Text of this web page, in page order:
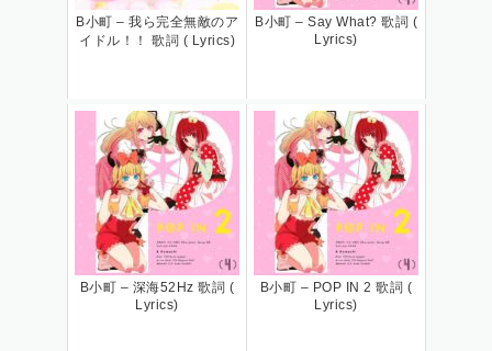
B小町 – 我ら完全無敵のア
イドル！！ 歌詞 ( Lyrics)
B小町 – Say What? 歌詞 (
Lyrics)
B小町 – 深海52Hz 歌詞 (
Lyrics)
B小町 – POP IN 2 歌詞 (
Lyrics)